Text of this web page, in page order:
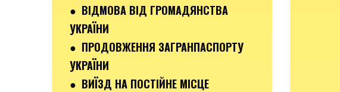
● ВІДМОВА ВІД ГРОМАДЯНСТВА
УКРАЇНИ
● ПРОДОВЖЕННЯ ЗАГРАНПАСПОРТУ
УКРАЇНИ
● ВИЇЗД НА ПОСТІЙНЕ МІСЦЕ